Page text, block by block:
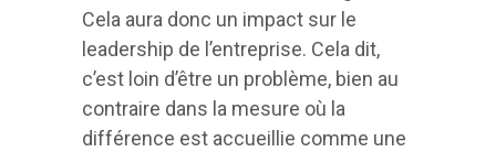
Cela aura donc un impact sur le
leadership de l’entreprise. Cela dit,
c’est loin d’être un problème, bien au
contraire dans la mesure où la
différence est accueillie comme une